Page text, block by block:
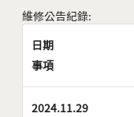
維修公告紀錄:
日期
事項
2024.11.29